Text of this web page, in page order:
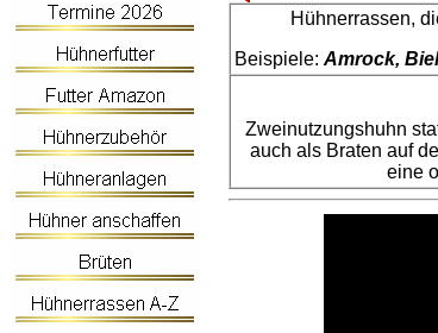
Hühnerrassen,
Beispiele: Amrock,
Zweinutzungshuhn
auch als Braten auf
eine